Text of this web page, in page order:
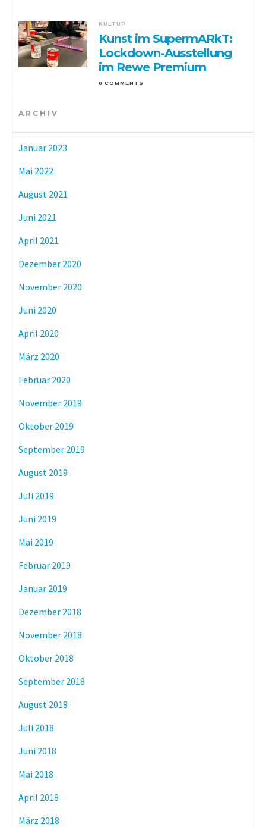
KULTUR
Kunst im SupermARkT:
Lockdown-Ausstellung
im Rewe Premium
0 COMMENTS
ARCHIV
Januar 2023
Mai 2022
August 2021
Juni 2021
April 2021
Dezember 2020
November 2020
Juni 2020
April 2020
März 2020
Februar 2020
November 2019
Oktober 2019
September 2019
August 2019
Juli 2019
Juni 2019
Mai 2019
Februar 2019
Januar 2019
Dezember 2018
November 2018
Oktober 2018
September 2018
August 2018
Juli 2018
Juni 2018
Mai 2018
April 2018
März 2018